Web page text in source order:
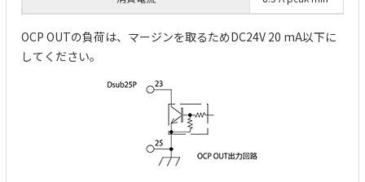
OCP OUTの負荷は、マージンを取るためDC24V 20 mA以下に
してください。